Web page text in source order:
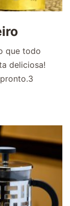
que todo
deliciosa!